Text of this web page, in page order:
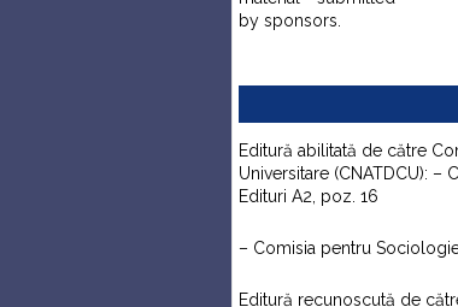
by sponsors.
Editură abilitată de către
Universitare (CNATDCU): –
Edituri A2, poz. 16
– Comisia pentru
Editură recunoscută de